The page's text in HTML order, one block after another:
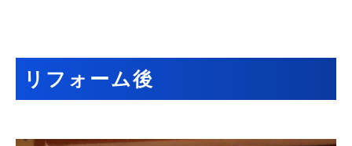
リフォーム後